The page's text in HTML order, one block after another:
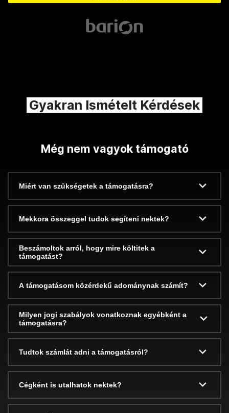
Gyakran Ismételt Kérdések
Még nem vagyok támogató
Miért van szükségetek a támogatásra?
Mekkora összeggel tudok segíteni nektek?
Beszámoltok arról, hogy mire költitek a
támogatást?
A támogatásom közérdekű adománynak számít?
Milyen jogi szabályok vonatkoznak egyébként a
támogatásra?
Tudtok számlát adni a támogatásról?
Cégként is utalhatok nektek?